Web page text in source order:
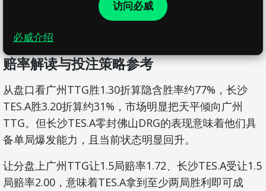
访问必威
必威介绍
赔率解读与投注策略参考
从盘口看广州TTG胜1.30折算隐含胜率约77%，长沙
TES.A胜3.20折算约31%，市场明显把天平倾向广州
TTG。但长沙TES.A零封佛山DRG的表现意味着他们具
备单局爆发能力，且当前状态明显回升。
让分盘上广州TTG让1.5局赔率1.72、长沙TES.A受让1.5
局赔率2.00，意味着TES.A拿到至少两局胜利即可成